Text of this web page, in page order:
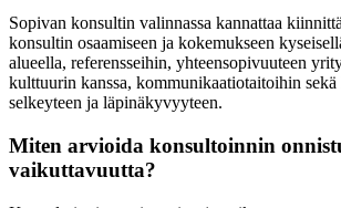
Sopivan konsultin valinnassa kannattaa
konsultin osaamiseen ja kokemukseen
alueella, referensseihin, yhteensopivuuteen
kulttuurin kanssa, kommunikaatiotaitoihin
selkeyteen ja läpinäkyvyyteen.
Miten arvioida konsultoinnin
vaikuttavuutta?